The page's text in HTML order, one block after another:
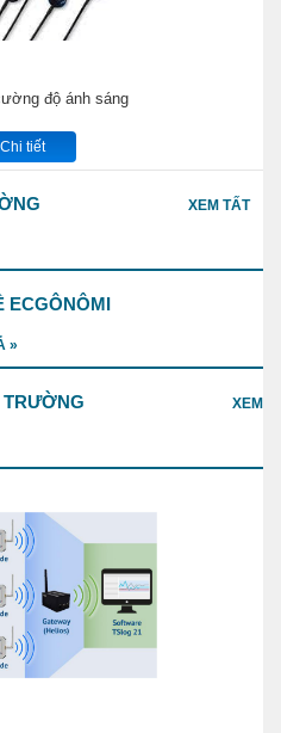
độ ánh sáng
Chi tiết
XEM TẤT
ECGÔNÔMI
»
XEM